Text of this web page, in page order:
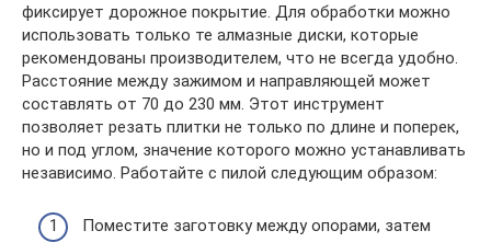
фиксирует дорожное покрытие. Для обработки можно
использовать только те алмазные диски, которые
рекомендованы производителем, что не всегда удобно.
Расстояние между зажимом и направляющей может
составлять от 70 до 230 мм. Этот инструмент
позволяет резать плитки не только по длине и поперек,
но и под углом, значение которого можно устанавливать
независимо. Работайте с пилой следующим образом:
Поместите заготовку между опорами, затем